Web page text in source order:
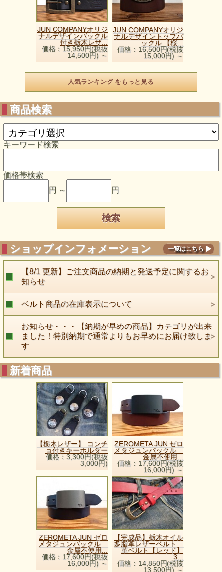
JUN COMPANYオリジ
ナルデザインバックル
付き栃木レザ...
価格：15,950円(税抜
14,500円) ～
JUN COMPANYオリジ
ナルデザイントップバ
ックル 【桜...
価格：16,500円(税抜
15,000円) ～
人気ランキング をもっと見る
商品検索
キーワード検索
価格帯検索
円 ～
円
ショップインフォメーション 一覧はこちら
【8/1 更新】ご注文商品の納期と発送予定に関するお
知らせ
ベルト商品の在庫表示について
お知らせ・・・【納期が早めの商品】カテゴリが出来
ました！特別納期で通常よりもお早めにお届け致しま
す
新着商品
【栃木レザー】 コンチ
ョ付きキーホルダー
価格：3,300円(税抜
3,000円)
ZEROMETA JUN ゼロ
メタジュンバックル
金属不使用...
価格：17,600円(税抜
16,000円) ～
ZEROMETA JUN ゼロ
メタジュンバックル
金属不使用...
価格：17,600円(税抜
16,000円) ～
【完成品】栃木オイル
多脂革レザーベルト
革ベルト【レッド】
3...
価格：14,850円(税抜
13,500円) ～